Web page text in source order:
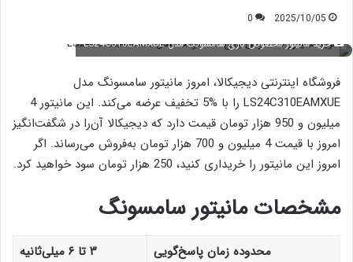
2025/10/05
0
خرید مانیتور مخصوص بازی سامسونگ مدل LS24C310EAMXUE
فروشگاه اینترنتی دیجیکالا، امروز مانیتور سامسونگ مدل
LS24C310EAMXUE را با %5 تخفیف عرضه می‌کند. این مانیتور 4
میلیون و 950 هزار تومان قیمت دارد که دیجیکالا آن‌را در شگفت‌انگیز
امروز با قیمت 4 میلیون و 700 هزار تومان به‌فروش می‌رساند. اگر
امروز این مانیتور را خریداری کنید، 250 هزار تومان سود خواهید کرد.
مشخصات مانیتور سامسونگ
محدوده زمان پاسخ‌گویی
۳ تا ۶ میلی‌ثانیه